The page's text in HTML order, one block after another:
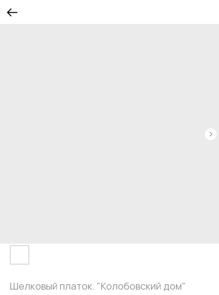
Шелковый платок. "Колобовский дом"